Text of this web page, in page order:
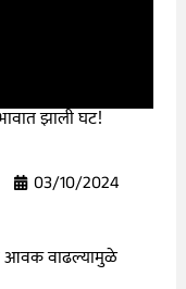
झाली घट!
03/10/2024
आवक वाढल्यामुळे